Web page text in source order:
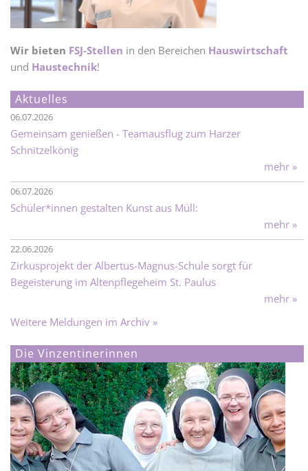
Wir bieten FSJ-Stellen in den Bereichen Hauswirtschaft
und Haustechnik!
Aktuelles
06.07.2026
Gemeinsam genießen - Teamausflug zum Harzer
Schnitzelkönig
mehr »
06.07.2026
Schüler*innen gestalten Kunst aus Müll:
mehr »
22.06.2026
Zirkusprojekt der Albertus-Magnus-Schule sorgt für
Begeisterung im Altenpflegeheim St. Paulus
mehr »
Weitere Meldungen im Archiv »
Die Vinzentinerinnen